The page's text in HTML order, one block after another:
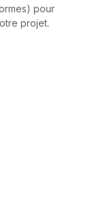
pour
projet.